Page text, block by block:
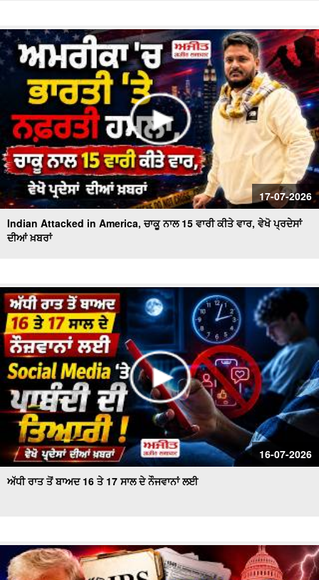
17-07-2026
Indian Attacked in America, ਚਾਕੂ ਨਾਲ 15 ਵਾਰੀ ਕੀਤੇ ਵਾਰ, ਵੇਖੋ ਪ੍ਰਦੇਸਾਂ
ਦੀਆਂ ਖ਼ਬਰਾਂ
16-07-2026
ਅੱਧੀ ਰਾਤ ਤੋਂ ਬਾਅਦ 16 ਤੇ 17 ਸਾਲ ਦੇ ਨੌਜਵਾਨਾਂ ਲਈ